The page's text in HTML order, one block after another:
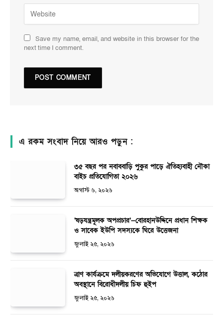
Save my name, email, and website in this browser for the
next time I comment.
এ রকম সংবাদ নিয়ে আরও পড়ুন :
৩৫ বছর পর নবাববাড়ি পুকুর পাড়ে ঐতিহ্যবাহী নৌকা
বাইচ প্রতিযোগিতা ২০২৬
অগাস্ট ৬, ২০২৬
‘ষড়যন্ত্রমূলক অপপ্রচার’—বোরহানউদ্দিনে প্রধান শিক্ষক
ও সাবেক ইউপি সদস্যকে ঘিরে উত্তেজনা
জুলাই ২৫, ২০২৬
ত্রাণ কার্যক্রমে দলীয়করণের অভিযোগে উত্তাল, কঠোর
অবস্থানে বিরোধীদলীয় চিফ হুইপ
জুলাই ২৫, ২০২৬